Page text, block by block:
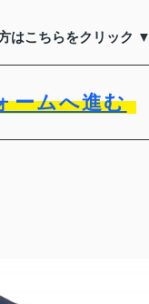
はこちらをクリック ▼
ームへ進む